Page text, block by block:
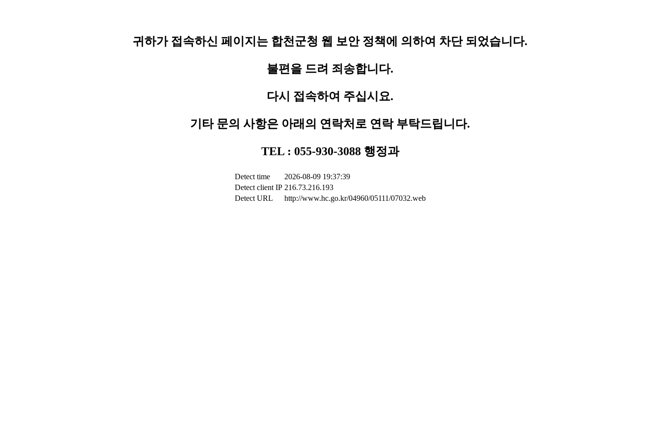
귀하가 접속하신 페이지는 합천군청 웹 보안 정책에 의하여 차단 되었습니다.
불편을 드려 죄송합니다.
다시 접속하여 주십시요.
기타 문의 사항은 아래의 연락처로 연락 부탁드립니다.
TEL : 055-930-3088 행정과
Detect time
2026-08-09 19:37:39
Detect client IP 216.73.216.193
Detect URL
http://www.hc.go.kr/04960/05111/07032.web